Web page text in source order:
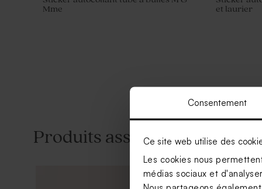
Consentement
Ce site web utilise des
Les cookies nous
médias sociaux et
Mme
et laurier
Produits associés